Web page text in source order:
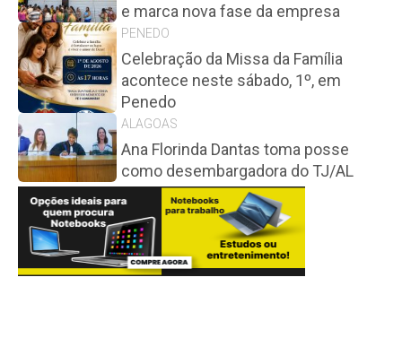
e marca nova fase da empresa
PENEDO
Celebração da Missa da Família
acontece neste sábado, 1º, em
Penedo
ALAGOAS
Ana Florinda Dantas toma posse
como desembargadora do TJ/AL